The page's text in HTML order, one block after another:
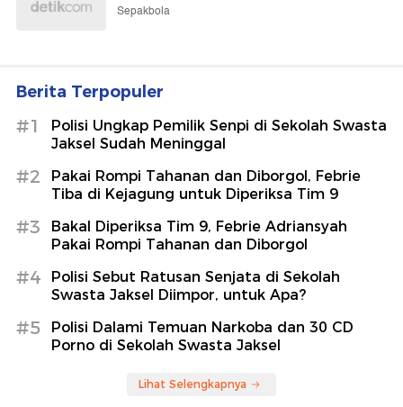
Sepakbola
Berita Terpopuler
#1
Polisi Ungkap Pemilik Senpi di Sekolah Swasta
Jaksel Sudah Meninggal
#2
Pakai Rompi Tahanan dan Diborgol, Febrie
Tiba di Kejagung untuk Diperiksa Tim 9
#3
Bakal Diperiksa Tim 9, Febrie Adriansyah
Pakai Rompi Tahanan dan Diborgol
#4
Polisi Sebut Ratusan Senjata di Sekolah
Swasta Jaksel Diimpor, untuk Apa?
#5
Polisi Dalami Temuan Narkoba dan 30 CD
Porno di Sekolah Swasta Jaksel
Lihat Selengkapnya